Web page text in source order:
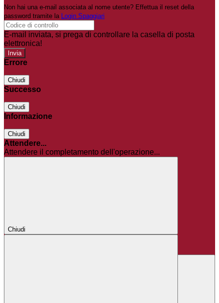
Non hai una e-mail associata al nome utente? Effettua il reset della
password tramite la Login Spaggiari
E-mail inviata, si prega di controllare la casella di posta
elettronica!
Errore
Chiudi
Successo
Chiudi
Informazione
Chiudi
Attendere...
Attendere il completamento dell'operazione...
Chiudi